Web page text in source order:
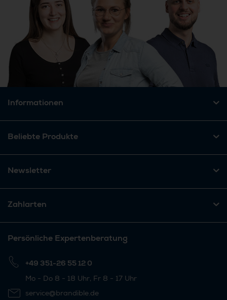
Informationen
Beliebte Produkte
Newsletter
Zahlarten
Persönliche Expertenberatung
+49 351-26 55 12 0
Mo - Do 8 - 18 Uhr, Fr 8 - 17 Uhr
service@brandible.de